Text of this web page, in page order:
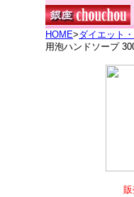
HOME>ダイエット
用泡ハンドソープ